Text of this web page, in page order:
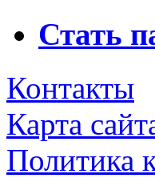
Стать
Контакты
Карта
Политика